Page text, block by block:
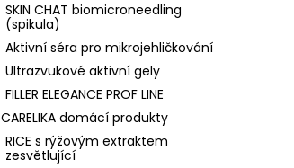
SKIN CHAT biomicroneedling
(spikula)
Aktivní séra pro mikrojehličkování
Ultrazvukové aktivní gely
FILLER ELEGANCE PROF LINE
CARELIKA domácí produkty
RICE s rýžovým extraktem
zesvětlující